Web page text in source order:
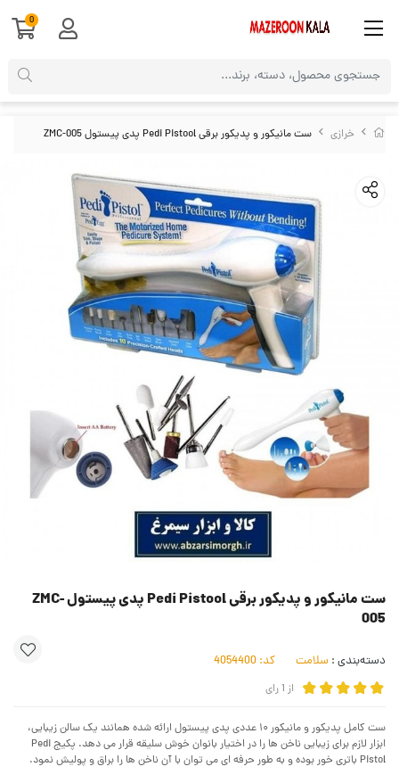
خرازی ست مانیکور و پدیکور برقی Pedi Pistool پدی پیستول ZMC-005
ست مانیکور و پدیکور برقی Pedi Pistool پدی پیستول ZMC-
005
دسته‌بندی : سلامت کد:
از 1رای
ست کامل پدیکور و مانیکور ۱۰ عددی پدی پیستول ارائه شده همانند یک سالن زیبایی،
ابزار لازم برای زیبایی ناخن ها را در اختیار بانوان خوش سلیقه قرار می دهد. پکیج Pedi
Pistol باتری خور بوده و به طور حرفه ای می توان با آن ناخن ها را براق و پولیش نمود.
0